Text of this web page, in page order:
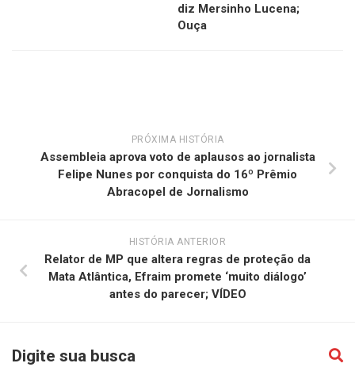
diz Mersinho Lucena;
Ouça
PRÓXIMA HISTÓRIA
Assembleia aprova voto de aplausos ao jornalista
Felipe Nunes por conquista do 16º Prêmio
Abracopel de Jornalismo
HISTÓRIA ANTERIOR
Relator de MP que altera regras de proteção da
Mata Atlântica, Efraim promete ‘muito diálogo’
antes do parecer; VÍDEO
Digite sua busca